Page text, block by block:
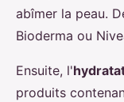
abîmer la peau.
Bioderma ou
Ensuite, l'
produits